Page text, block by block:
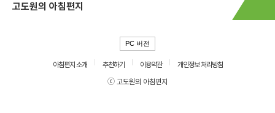
고도원의 아침편지
PC 버전
아침편지 소개 추천하기 이용약관
개인정보 처리방침
ⓒ 고도원의 아침편지